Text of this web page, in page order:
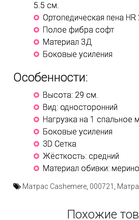
5.5 см.
Ортопедическая пена
Полое фибра софт
Материал 3Д
Боковые усиления
Особенности:
Высота: 29 см.
Вид: односторонний
Нагрузка на 1 спальное
Боковые усиления
3D Сетка
Жёсткость: средний
Материал обивки:
Матрас Cashemere, 000721 ,
Похожие